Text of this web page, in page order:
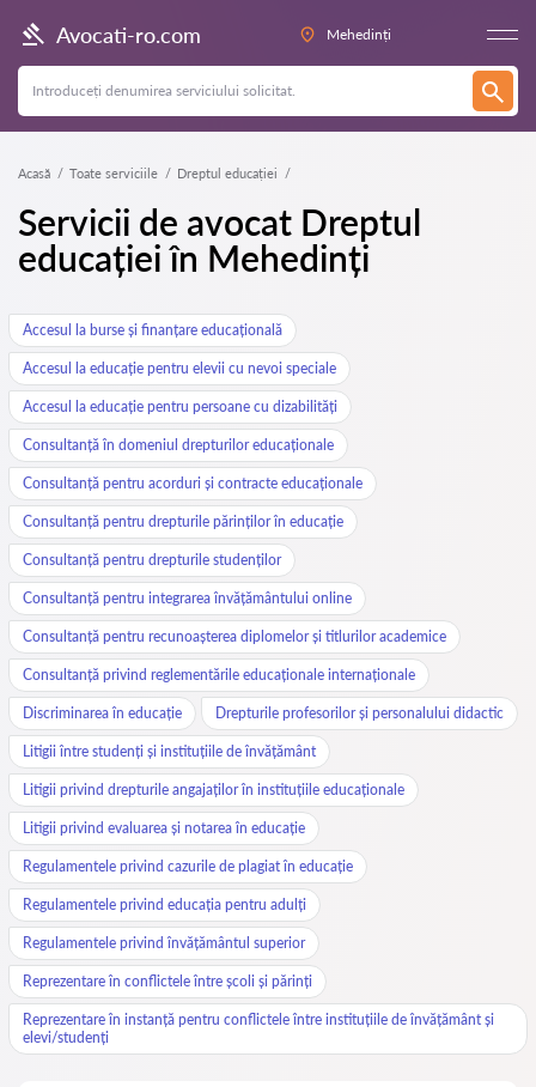
Avocati-ro.com Mehedinți
Acasă Toate serviciile Dreptul educației
Servicii de avocat Dreptul
educației în Mehedinți
Accesul la burse și finanțare educațională
Accesul la educație pentru elevii cu nevoi speciale
Accesul la educație pentru persoane cu dizabilități
Consultanță în domeniul drepturilor educaționale
Consultanță pentru acorduri și contracte educaționale
Consultanță pentru drepturile părinților în educație
Consultanță pentru drepturile studenților
Consultanță pentru integrarea învățământului online
Consultanță pentru recunoașterea diplomelor și titlurilor academice
Consultanță privind reglementările educaționale internaționale
Discriminarea în educație Drepturile profesorilor și personalului didactic
Litigii între studenți și instituțiile de învățământ
Litigii privind drepturile angajaților în instituțiile educaționale
Litigii privind evaluarea și notarea în educație
Regulamentele privind cazurile de plagiat în educație
Regulamentele privind educația pentru adulți
Regulamentele privind învățământul superior
Reprezentare în conflictele între școli și părinți
Reprezentare în instanță pentru conflictele între instituțiile de învățământ și
elevi/studenți